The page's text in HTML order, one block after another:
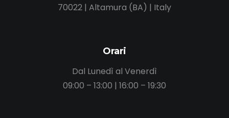
70022 | Altamura (BA) | Italy
Orari
Dal Lunedì al Venerdì
09:00 – 13:00 | 16:00 – 19:30